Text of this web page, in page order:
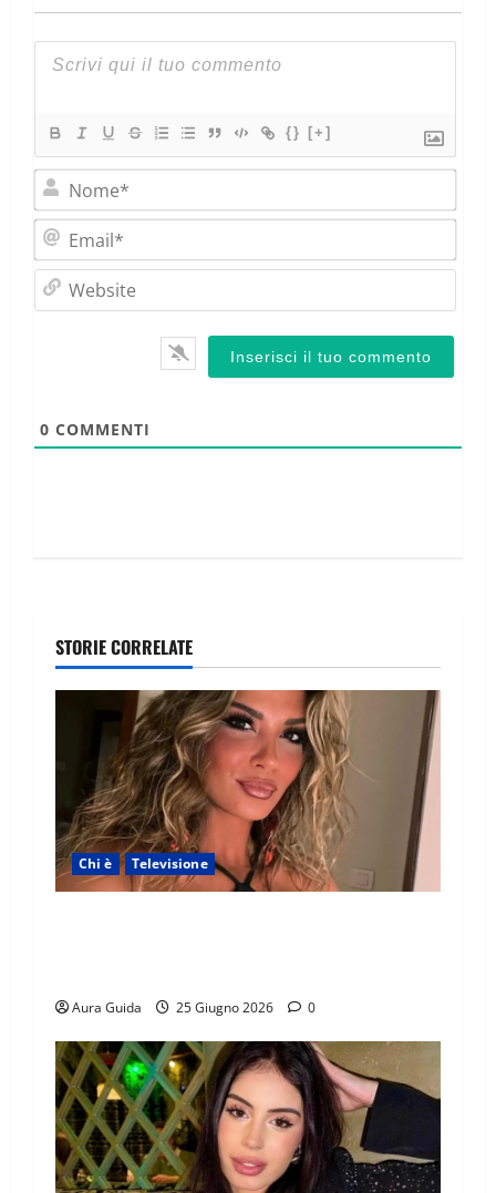
{} [+]
0 COMMENTI
STORIE CORRELATE
Chi è Televisione
Aura Guida 25 Giugno 2026 0